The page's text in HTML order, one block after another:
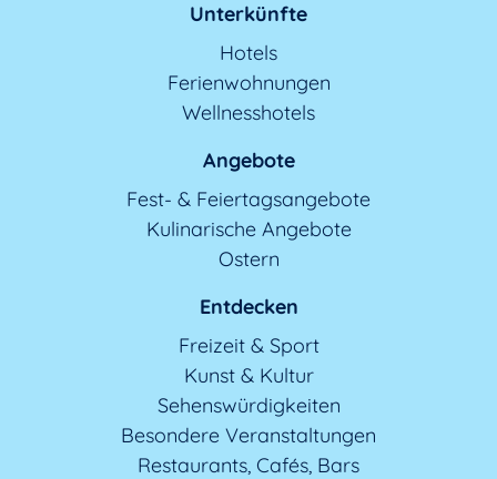
Unterkünfte
Hotels
Ferienwohnungen
Wellnesshotels
Angebote
Fest- & Feiertagsangebote
Kulinarische Angebote
Ostern
Entdecken
Freizeit & Sport
Kunst & Kultur
Sehenswürdigkeiten
Besondere Veranstaltungen
Restaurants, Cafés, Bars